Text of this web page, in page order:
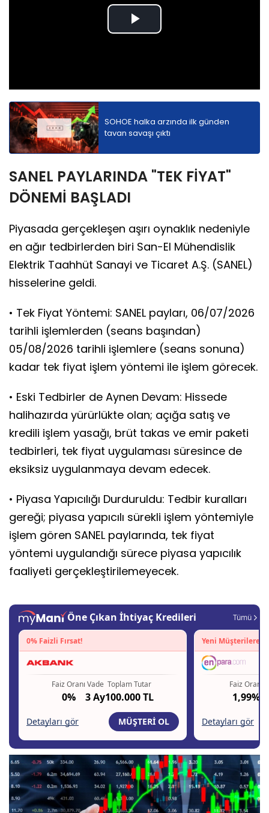
Play
SOHOE halka arzında ilk günden
tavan savaşı çıktı
SANEL PAYLARINDA "TEK FİYAT"
DÖNEMİ BAŞLADI
Piyasada gerçekleşen aşırı oynaklık nedeniyle
en ağır tedbirlerden biri San-El Mühendislik
Elektrik Taahhüt Sanayi ve Ticaret A.Ş. (SANEL)
hisselerine geldi.
• Tek Fiyat Yöntemi: SANEL payları, 06/07/2026
tarihli işlemlerden (seans başından)
05/08/2026 tarihli işlemlere (seans sonuna)
kadar tek fiyat işlem yöntemi ile işlem görecek.
• Eski Tedbirler de Aynen Devam: Hissede
halihazırda yürürlükte olan; açığa satış ve
kredili işlem yasağı, brüt takas ve emir paketi
tedbirleri, tek fiyat uygulaması süresince de
eksiksiz uygulanmaya devam edecek.
• Piyasa Yapıcılığı Durduruldu: Tedbir kuralları
gereği; piyasa yapıcılı sürekli işlem yöntemiyle
işlem gören SANEL paylarında, tek fiyat
yöntemi uygulandığı sürece piyasa yapıcılık
faaliyeti gerçekleştirilemeyecek.